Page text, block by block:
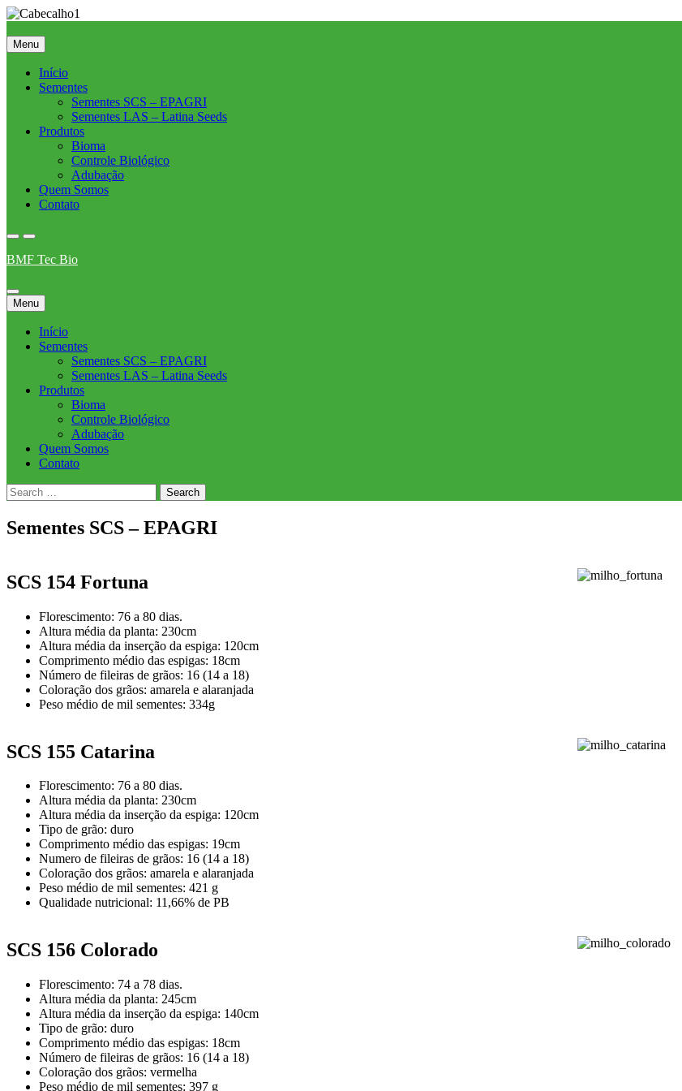
Skip
content
Menu
Início
Sementes
Sementes SCS – EPAGRI
Sementes LAS – Latina Seeds
Produtos
Bioma
Controle Biológico
Adubação
Quem Somos
Contato
BMF Tec Bio
Menu
Início
Sementes
Sementes SCS – EPAGRI
Sementes LAS – Latina Seeds
Produtos
Bioma
Controle Biológico
Adubação
Quem Somos
Contato
Sementes SCS – EPAGRI
SCS 154 Fortuna
Florescimento: 76 a 80 dias.
Altura média da planta: 230cm
Altura média da inserção da espiga: 120cm
Comprimento médio das espigas: 18cm
Número de fileiras de grãos: 16 (14 a 18)
Coloração dos grãos: amarela e alaranjada
Peso médio de mil sementes: 334g
SCS 155 Catarina
Florescimento: 76 a 80 dias.
Altura média da planta: 230cm
Altura média da inserção da espiga: 120cm
Tipo de grão: duro
Comprimento médio das espigas: 19cm
Numero de fileiras de grãos: 16 (14 a 18)
Coloração dos grãos: amarela e alaranjada
Peso médio de mil sementes: 421 g
Qualidade nutricional: 11,66% de PB
SCS 156 Colorado
Florescimento: 74 a 78 dias.
Altura média da planta: 245cm
Altura média da inserção da espiga: 140cm
Tipo de grão: duro
Comprimento médio das espigas: 18cm
Número de fileiras de grãos: 16 (14 a 18)
Coloração dos grãos: vermelha
Peso médio de mil sementes: 397 g